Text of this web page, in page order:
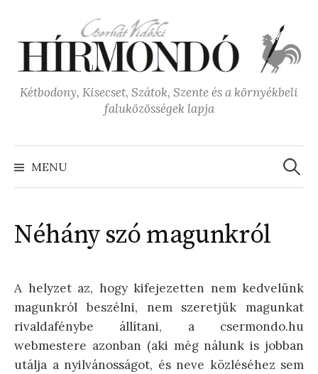
content
Kétbodony, Kisecset, Szátok, Szente és a környékbeli
faluközösségek lapja
MENU
Néhány szó magunkról
A helyzet az, hogy kifejezetten nem kedvelünk
magunkról beszélni, nem szeretjük magunkat
rivaldafénybe állítani, a csermondo.hu
webmestere azonban (aki még nálunk is jobban
utálja a nyilvánosságot, és neve közléséhez sem